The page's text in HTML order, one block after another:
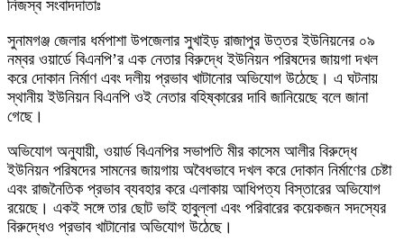
নিজস্ব সংবাদদাতাঃ
সুনামগঞ্জ জেলার ধর্মপাশা উপজেলার সুখাইড় রাজাপুর উত্তর ইউনিয়নের ০৯
নম্বর ওয়ার্ডে বিএনপি’র এক নেতার বিরুদ্ধে ইউনিয়ন পরিষদের জায়গা দখল
করে দোকান নির্মাণ এবং দলীয় প্রভাব খাটানোর অভিযোগ উঠেছে। এ ঘটনায়
স্থানীয় ইউনিয়ন বিএনপি ওই নেতার বহিষ্কারের দাবি জানিয়েছে বলে জানা
গেছে।
অভিযোগ অনুযায়ী, ওয়ার্ড বিএনপির সভাপতি মীর কাসেম আলীর বিরুদ্ধে
ইউনিয়ন পরিষদের সামনের জায়গায় অবৈধভাবে দখল করে দোকান নির্মাণের চেষ্টা
এবং রাজনৈতিক প্রভাব ব্যবহার করে এলাকায় আধিপত্য বিস্তারের অভিযোগ
রয়েছে। একই সঙ্গে তার ছোট ভাই হাবুল্লা এবং পরিবারের কয়েকজন সদস্যের
বিরুদ্ধেও প্রভাব খাটানোর অভিযোগ উঠেছে।